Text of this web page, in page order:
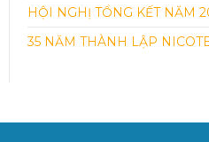
HỘI NGHỊ TỔNG KẾT NĂM
35 NĂM THÀNH LẬP